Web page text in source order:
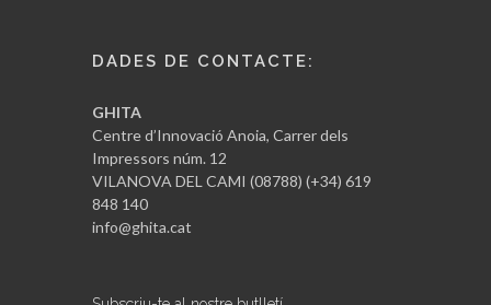
DADES DE CONTACTE:
GHITA
Centre d’Innovació Anoia, Carrer dels
Impressors núm. 12
VILANOVA DEL CAMI (08788) (+34) 619
848 140
info@ghita.cat